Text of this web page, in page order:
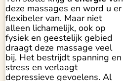
deze massages en word u er
flexibeler van. Maar niet
alleen lichamelijk, ook op
fysiek en geestelijk gebied
draagt deze massage veel
bij. Het bestrijdt spanning en
stress en verlaagt
depressieve gevoelens. Al